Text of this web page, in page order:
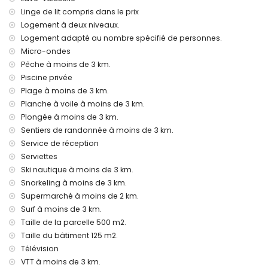
Équipements et services avec supplément
Lit supplémentaire et lits/couffins pour enfants (sur
demande)
Divertissements et activités de loisirs pour vos vacances à
Jávea, Costa Blanca
Bar (à moins de 5 kilomètres de la maison)
Sites et culture à Jávea, Costa Blanca
Musée (Pueblo Histórico, Jávea), église (San Bartolomé,
Jávea), ruines (Pueblo Histórico, Jávea), monument (Pueblo
Histórico, Jávea), édifice architectural (Pueblo Histórico,
Jávea), site historique (Pueblo Histórico et Jávea) (à moins
de 10 kilomètres de l'hébergement)
Château (Portal de la Vila et Denia) (à moins de 25
kilomètres de l'hébergement)
Sports
Tennis (à moins de 1000 mètres de la maison)
Randonnée, VTT, cyclisme, escalade, canoë, kayak, pêche,
plongée, snorkeling, surf, planche à voile et ski nautique (à
moins de 5 kilomètres de la maison)
Linge de lit compris dans le prix
Logement à deux niveaux.
Logement adapté au nombre spécifié de personnes.
Micro-ondes
Pêche à moins de 3 km.
Piscine privée
Plage à moins de 3 km.
Planche à voile à moins de 3 km.
Plongée à moins de 3 km.
Sentiers de randonnée à moins de 3 km.
Service de réception
Serviettes
Ski nautique à moins de 3 km.
Snorkeling à moins de 3 km.
Supermarché à moins de 2 km.
Surf à moins de 3 km.
Taille de la parcelle 500 m2.
Taille du bâtiment 125 m2.
Télévision
VTT à moins de 3 km.